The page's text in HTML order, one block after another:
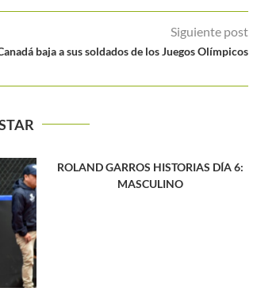
Siguiente post
baja a sus soldados de los Juegos Olímpicos
HISTORIAS DÍA 6:
MASCULINO